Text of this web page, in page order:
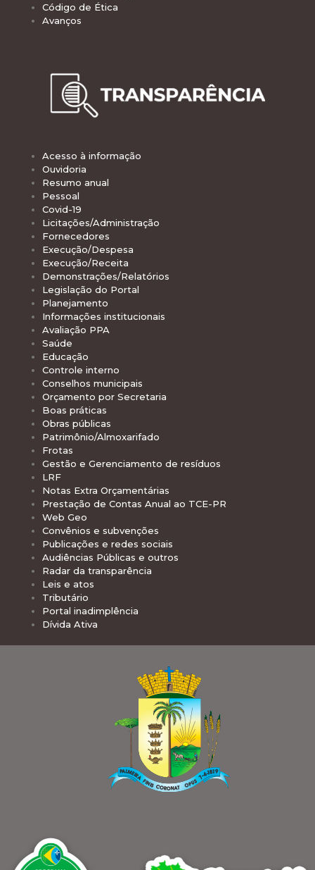
Código de Ética
Avanços
Acesso à informação
Ouvidoria
Resumo anual
Pessoal
Covid-19
Licitações/Administração
Fornecedores
Execução/Despesa
Execução/Receita
Demonstrações/Relatórios
Legislação do Portal
Planejamento
Informações institucionais
Avaliação PPA
Saúde
Educação
Controle interno
Conselhos municipais
Orçamento por Secretaria
Boas práticas
Obras públicas
Patrimônio/Almoxarifado
Frotas
Gestão e Gerenciamento de resíduos
LRF
Notas Extra Orçamentárias
Prestação de Contas Anual ao TCE-PR
Web Geo
Convênios e subvenções
Publicações e redes sociais
Audiências Públicas e outros
Radar da transparência
Leis e atos
Tributário
Portal inadimplência
Dívida Ativa